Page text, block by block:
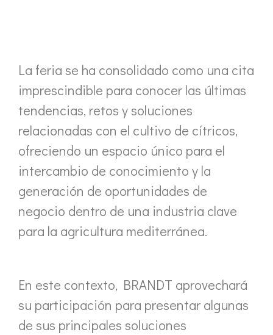
La feria se ha consolidado como una cita
imprescindible para conocer las últimas
tendencias, retos y soluciones
relacionadas con el cultivo de cítricos,
ofreciendo un espacio único para el
intercambio de conocimiento y la
generación de oportunidades de
negocio dentro de una industria clave
para la agricultura mediterránea.
En este contexto, BRANDT aprovechará
su participación para presentar algunas
de sus principales soluciones